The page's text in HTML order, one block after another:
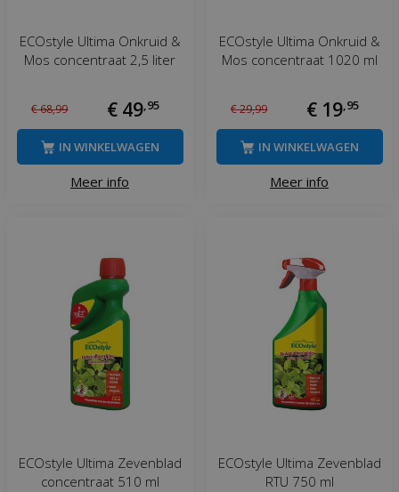
ECOstyle Ultima Onkruid &
Mos concentraat 2,5 liter
€68,99 € 49,95
Meer info
IN WINKELWAGEN
ECOstyle Ultima Onkruid &
Mos concentraat 1020 ml
€29,99 € 19,95
Meer info
IN WINKELWAGEN
ECOstyle Ultima Zevenblad
concentraat 510 ml
ECOstyle Ultima Zevenblad
RTU 750 ml